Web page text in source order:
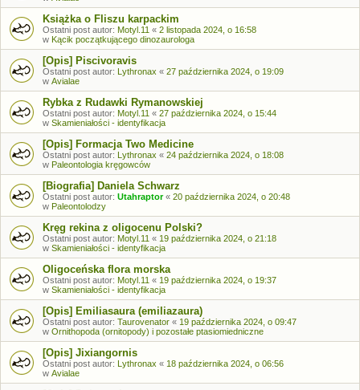
Książka o Fliszu karpackim
Ostatni post autor: Motyl.11 « 2 listopada 2024, o 16:58
w Kącik początkującego dinozaurologa
[Opis] Piscivoravis
Ostatni post autor: Lythronax « 27 października 2024, o 19:09
w Avialae
Rybka z Rudawki Rymanowskiej
Ostatni post autor: Motyl.11 « 27 października 2024, o 15:44
w Skamieniałości - identyfikacja
[Opis] Formacja Two Medicine
Ostatni post autor: Lythronax « 24 października 2024, o 18:08
w Paleontologia kręgowców
[Biografia] Daniela Schwarz
Ostatni post autor: Utahraptor« 20 października 2024, o 20:48
w Paleontolodzy
Kręg rekina z oligocenu Polski?
Ostatni post autor: Motyl.11 « 19 października 2024, o 21:18
w Skamieniałości - identyfikacja
Oligoceńska flora morska
Ostatni post autor: Motyl.11 « 19 października 2024, o 19:37
w Skamieniałości - identyfikacja
[Opis] Emiliasaura (emiliazaura)
Ostatni post autor: Taurovenator « 19 października 2024, o 09:47
w Ornithopoda (ornitopody) i pozostałe ptasiomiedniczne
[Opis] Jixiangornis
Ostatni post autor: Lythronax « 18 października 2024, o 06:56
w Avialae